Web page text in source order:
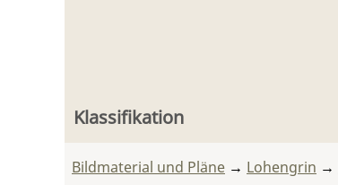
Klassifikation
Bildmaterial und Pläne → Lohengrin →